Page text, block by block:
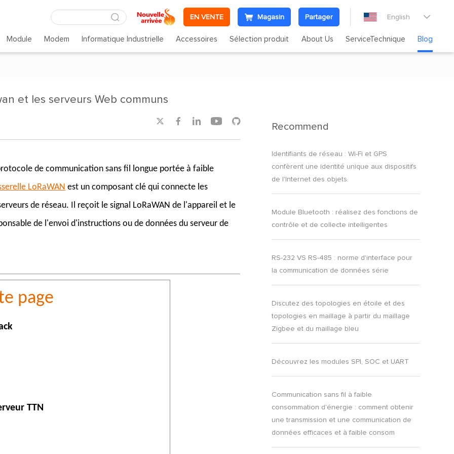
EN VENTE Magasin Partager English 
Module Modem Informatique Industrielle Accessoires Sélection produit About Us ServiceTechnique Blog
et les serveurs Web communs
    
de communication sans fil longue portée à faible
LoRaWAN est un composant clé qui connecte les
de réseau. Il reçoit le signal LoRaWAN de l'appareil et le
de l'envoi d'instructions ou de données du serveur de
page
TTN
Recommend
Identifiants de réseau : Wi-Fi et GPS
confèrent une identité unique aux dispositifs
de l'Internet des objets.
Module Bluetooth : réalisez des fonctions de
contrôle et de collecte intelligentes
RS-232 VS RS-485 : norme d'interface pour
la communication de données série
Discutez des topologies en étoile et des
topologies en maillage à partir du maillage
Zigbee et du maillage bleu
Découvrez les modules SPI, SOC et UART
Communication sans fil à faible
consommation d'énergie : comment obtenir
une transmission et une communication de
données efficaces et à faible consom